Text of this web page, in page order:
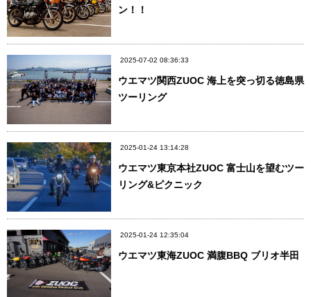
ン！！
2025-07-02 08:36:33
ウエマツ関西ZUOC 海上を突っ切る徳島県
ツーリング
2025-01-24 13:14:28
ウエマツ東京本社ZUOC 富士山を望むツー
リング&ピクニック
2025-01-24 12:35:04
ウエマツ東海ZUOC 満腹BBQ ブリオ半田